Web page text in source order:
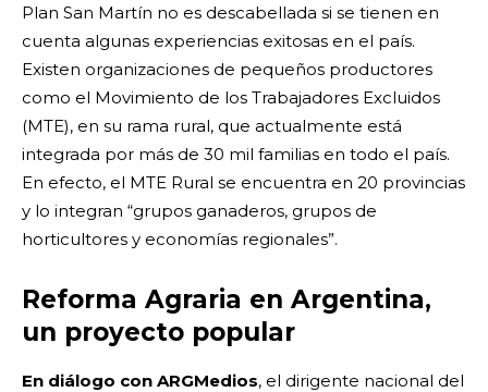
Plan San Martín no es descabellada si se tienen en
cuenta algunas experiencias exitosas en el país.
Existen organizaciones de pequeños productores
como el Movimiento de los Trabajadores Excluidos
(MTE), en su rama rural, que actualmente está
integrada por más de 30 mil familias en todo el país.
En efecto, el MTE Rural se encuentra en 20 provincias
y lo integran “grupos ganaderos, grupos de
horticultores y economías regionales”.
Reforma Agraria en Argentina,
un proyecto popular
En diálogo con ARGMedios, el dirigente nacional del